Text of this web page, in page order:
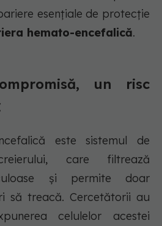
esențiale de protecție
hemato-encefalică.
un risc
este sistemul de
care filtrează
și permite doar
să treacă. Cercetătorii au
celulelor acestei